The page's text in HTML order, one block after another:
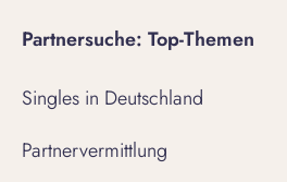
Partnersuche: Top-Themen
Singles in Deutschland
Partnervermittlung